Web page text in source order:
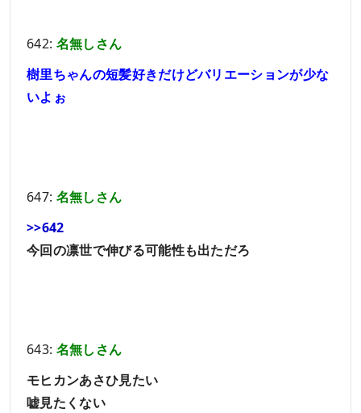
642: 名無しさん
樹里ちゃんの短髪好きだけどバリエーションが少な
いよぉ
647: 名無しさん
>>642
今回の凛世で伸びる可能性も出ただろ
643: 名無しさん
モヒカンあさひ見たい
嘘見たくない